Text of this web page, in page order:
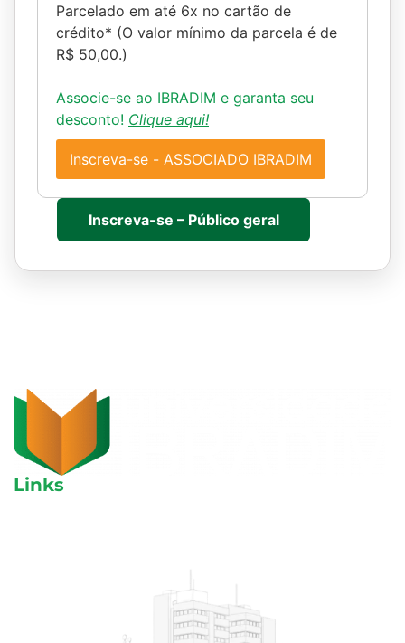
Parcelado em até 6x no cartão de
crédito* (O valor mínimo da parcela é de
R$ 50,00.)
Associe-se ao IBRADIM e garanta seu
desconto! Clique aqui!
Inscreva-se - ASSOCIADO IBRADIM
Inscreva-se – Público geral
Links